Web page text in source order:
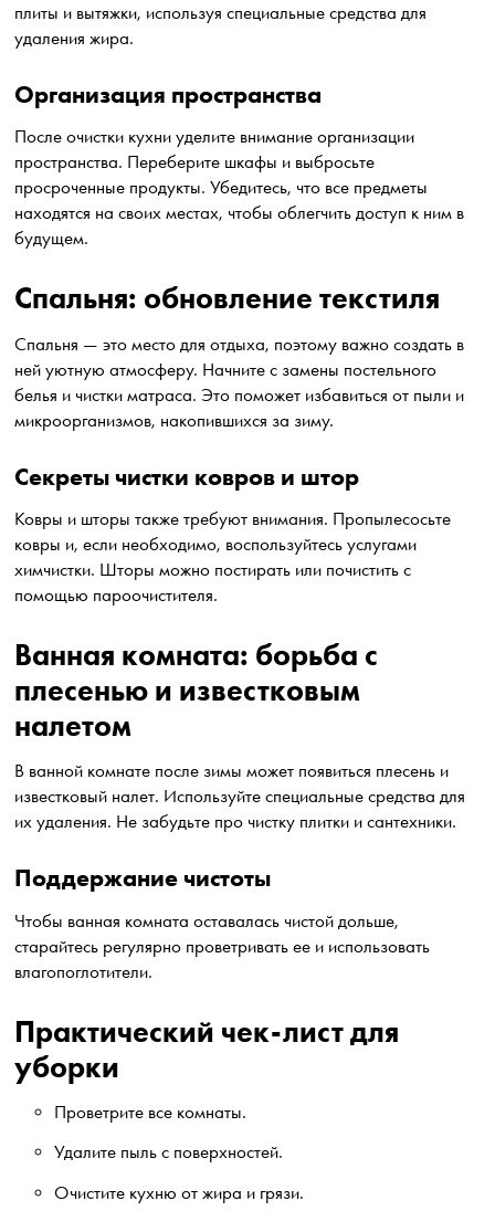
плиты и вытяжки, используя специальные средства для
удаления жира.
Организация пространства
После очистки кухни уделите внимание организации
пространства. Переберите шкафы и выбросьте
просроченные продукты. Убедитесь, что все предметы
находятся на своих местах, чтобы облегчить доступ к ним в
будущем.
Спальня: обновление текстиля
Спальня — это место для отдыха, поэтому важно создать в
ней уютную атмосферу. Начните с замены постельного
белья и чистки матраса. Это поможет избавиться от пыли и
микроорганизмов, накопившихся за зиму.
Секреты чистки ковров и штор
Ковры и шторы также требуют внимания. Пропылесосьте
ковры и, если необходимо, воспользуйтесь услугами
химчистки. Шторы можно постирать или почистить с
помощью пароочистителя.
Ванная комната: борьба с
плесенью и известковым
налетом
В ванной комнате после зимы может появиться плесень и
известковый налет. Используйте специальные средства для
их удаления. Не забудьте про чистку плитки и сантехники.
Поддержание чистоты
Чтобы ванная комната оставалась чистой дольше,
старайтесь регулярно проветривать ее и использовать
влагопоглотители.
Практический чек-лист для
уборки
Проветрите все комнаты.
Удалите пыль с поверхностей.
Очистите кухню от жира и грязи.